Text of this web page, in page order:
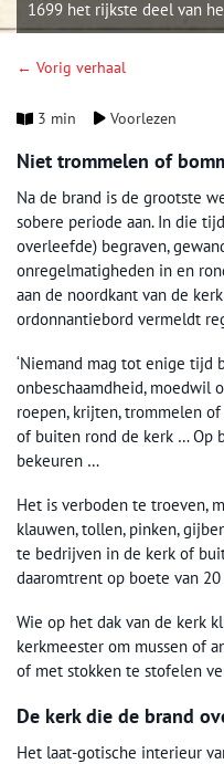
1699 het rijkste deel van
← Vorig verhaal
3 min Voorlezen
Niet trommelen of
Na de brand is de grootste
sobere periode aan. In die
overleefde) begraven,
onregelmatigheden in en
aan de noordkant van de
ordonnantiebord vermeldt
‘Niemand mag tot enige tijd
onbeschaamdheid, moedwil
roepen, krijten, trommelen
of buiten rond de kerk … Op
bekeuren …
Het is verboden te troeven,
klauwen, tollen, pinken,
te bedrijven in de kerk of
daaromtrent op boete van 20
Wie op het dak van de kerk
kerkmeester om mussen of
of met stokken te stofelen
De kerk die de brand
Het laat-gotische interieur